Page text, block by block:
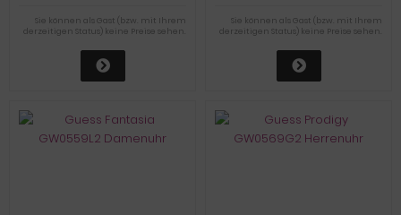
Sie können als Gast (bzw. mit Ihrem
derzeitigen Status) keine Preise sehen.
Sie können als Gast (bzw. mit Ihrem
derzeitigen Status) keine Preise sehen.